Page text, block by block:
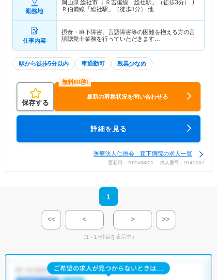
勤務地
岡山県 総社市 ＪＲ吉備線「総社駅」（徒歩3分）Ｊ
Ｒ伯備線「総社駅」（徒歩3分） 他
仕事内容
摂食・嚥下障害、言語障害等の困難を抱える方の言
語聴覚士業務を行っていただきます…
駅から徒歩5分以内 車通勤可 残業少なめ
保存する
最新の募集状況を問い合わせる
詳細を見る
医療法人仁徳会 森下病院の求人一覧
更新日：2025/08/01 求人番号：9145007
1
<< < > >>
（1～17件目を表示中）